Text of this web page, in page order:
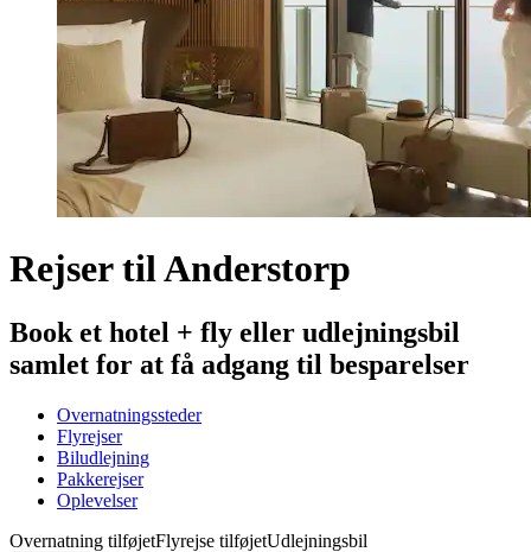
Rejser til Anderstorp
Book et hotel + fly eller udlejningsbil
samlet for at få adgang til besparelser
Overnatningssteder
Flyrejser
Biludlejning
Pakkerejser
Oplevelser
Overnatning tilføjetFlyrejse tilføjetUdlejningsbil